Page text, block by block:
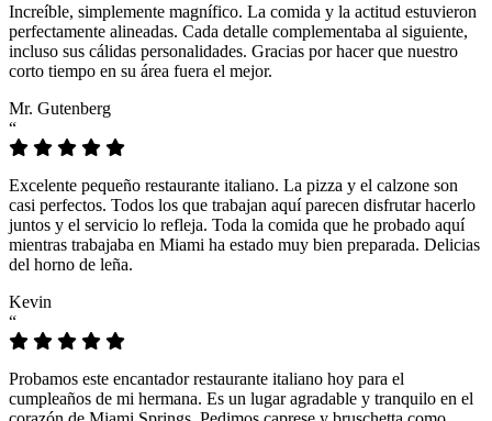
Increíble, simplemente magnífico. La comida y la actitud estuvieron
perfectamente alineadas. Cada detalle complementaba al siguiente,
incluso sus cálidas personalidades. Gracias por hacer que nuestro
corto tiempo en su área fuera el mejor.
Mr. Gutenberg
“
Excelente pequeño restaurante italiano. La pizza y el calzone son
casi perfectos. Todos los que trabajan aquí parecen disfrutar hacerlo
juntos y el servicio lo refleja. Toda la comida que he probado aquí
mientras trabajaba en Miami ha estado muy bien preparada. Delicias
del horno de leña.
Kevin
“
Probamos este encantador restaurante italiano hoy para el
cumpleaños de mi hermana. Es un lugar agradable y tranquilo en el